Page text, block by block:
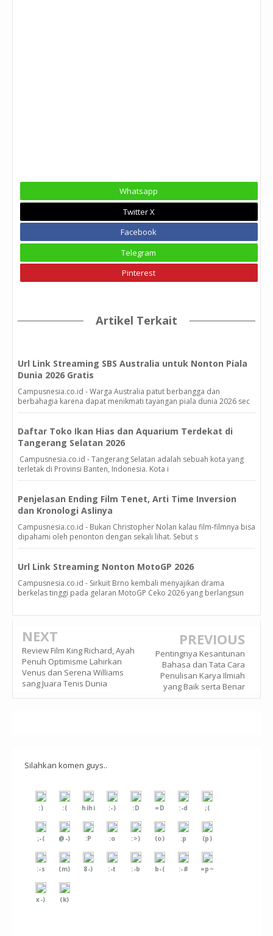
Whatsapp
Twitter X
Facebook
Telegram
Pinterest
Artikel Terkait
Url Link Streaming SBS Australia untuk Nonton Piala
Dunia 2026 Gratis
Campusnesia.co.id - Warga Australia patut berbangga dan
berbahagia karena dapat menikmati tayangan piala dunia 2026 sec
Daftar Toko Ikan Hias dan Aquarium Terdekat di
Tangerang Selatan 2026
Campusnesia.co.id - Tangerang Selatan adalah sebuah kota yang
terletak di Provinsi Banten, Indonesia. Kota i
Penjelasan Ending Film Tenet, Arti Time Inversion
dan Kronologi Aslinya
Campusnesia.co.id - Bukan Christopher Nolan kalau film-filmnya bisa
dipahami oleh penonton dengan sekali lihat. Sebut s
Url Link Streaming Nonton MotoGP 2026
Campusnesia.co.id - Sirkuit Brno kembali menyajikan drama
berkelas tinggi pada gelaran MotoGP Ceko 2026 yang berlangsun
NEXT
Review Film King Richard, Ayah
Penuh Optimisme Lahirkan
Venus dan Serena Williams
sang Juara Tenis Dunia
PREVIOUS
Pentingnya Kesantunan
Bahasa dan Tata Cara
Penulisan Karya Ilmiah
yang Baik serta Benar
Silahkan komen guys..
:) :( hihi :-) :D =D :-d ;(
;-( @-) :P :o :>) (o) :p (p)
:-s (m) 8-) :-t :-b b-( :-# =p~
x-) (k)